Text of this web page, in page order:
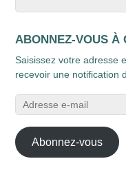
ABONNEZ-VOUS À
Saisissez votre adresse
recevoir une notification
Adresse
e-
mail
Abonnez-vous